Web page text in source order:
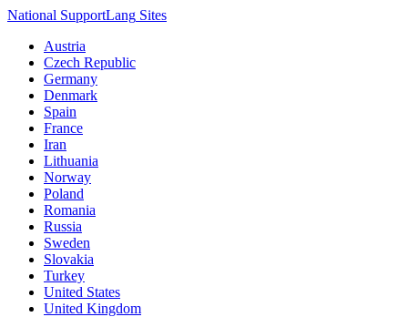
National SupportLang Sites
Austria
Czech Republic
Germany
Denmark
Spain
France
Iran
Lithuania
Norway
Poland
Romania
Russia
Sweden
Slovakia
Turkey
United States
United Kingdom